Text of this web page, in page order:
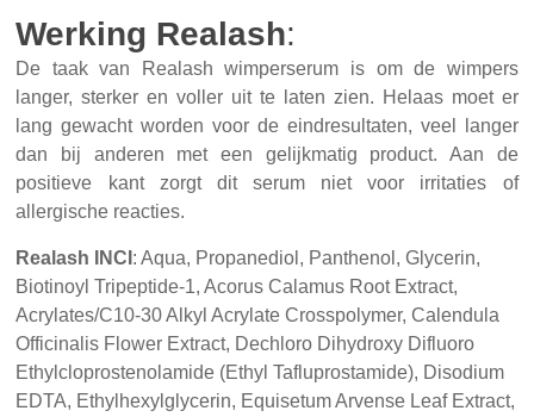
Werking Realash:
De taak van Realash wimperserum is om de wimpers
langer, sterker en voller uit te laten zien. Helaas moet er
lang gewacht worden voor de eindresultaten, veel langer
dan bij anderen met een gelijkmatig product. Aan de
positieve kant zorgt dit serum niet voor irritaties of
allergische reacties.
Realash INCI : Aqua, Propanediol, Panthenol, Glycerin,
Biotinoyl Tripeptide-1, Acorus Calamus Root Extract,
Acrylates/C10-30 Alkyl Acrylate Crosspolymer, Calendula
Officinalis Flower Extract, Dechloro Dihydroxy Difluoro
Ethylcloprostenolamide (Ethyl Tafluprostamide), Disodium
EDTA, Ethylhexylglycerin, Equisetum Arvense Leaf Extract,